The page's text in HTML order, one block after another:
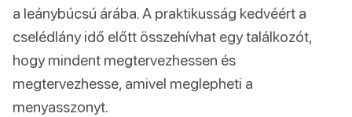
a leánybúcsú árába. A praktikusság kedvéért a
cselédlány idő előtt összehívhat egy találkozót,
hogy mindent megtervezhessen és
megtervezhesse, amivel meglepheti a
menyasszonyt.